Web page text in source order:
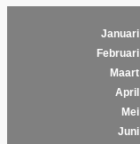
Januari
Februari
Maart
April
Mei
Juni